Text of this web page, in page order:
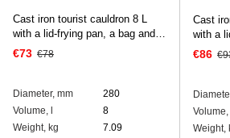
Cast iron tourist cauldron 8 L
with а lid-frying pan, a bag and a
tripod
€73 €78
Diameter, mm
280
Volume, l
8
Weight, kg
7.09
Cast
with a
€86
Volume, l
Weight,